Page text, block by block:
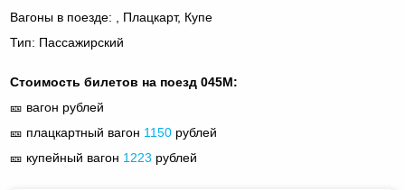
Вагоны в поезде: , Плацкарт, Купе
Тип: Пассажирский
Стоимость билетов на поезд 045М:
🎫 вагон рублей
🎫 плацкартный вагон 1150 рублей
🎫 купейный вагон 1223 рублей